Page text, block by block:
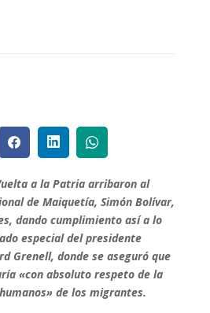
a la Patria arribaron al
de Maiquetía, Simón Bolívar,
dando cumplimiento así a lo
especial del presidente
Grenell, donde se aseguró que
«con absoluto respeto de la
de los migrantes.